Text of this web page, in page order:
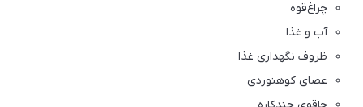
چراغ‌قوه
آب و غذا
ظروف نگهداری غذا
عصای کوهنوردی